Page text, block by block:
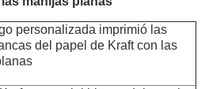
personalizada imprimió las
del papel de Kraft con las